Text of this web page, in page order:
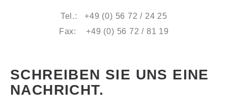
Tel.: +49 (0) 56 72 / 24 25
Fax: +49 (0) 56 72 / 81 19
SCHREIBEN SIE UNS EINE
NACHRICHT.